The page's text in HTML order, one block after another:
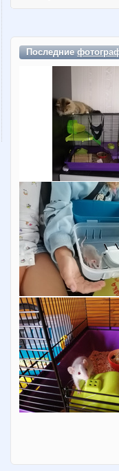
Последние